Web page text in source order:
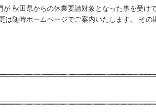
秋田県からの休業要請対象となった事を受け
は随時ホームページでご案内いたします。 そ